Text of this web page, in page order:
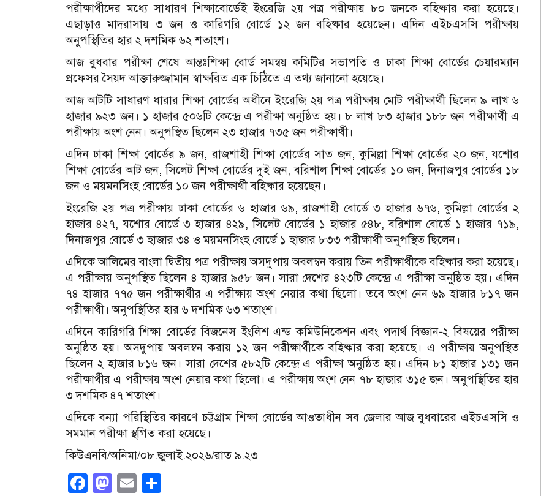
পরীক্ষার্থীদের মধ্যে সাধারণ শিক্ষাবোর্ডেই ইংরেজি ২য় পত্র পরীক্ষায় ৮০ জনকে বহিষ্কার করা হয়েছে।
এছাড়াও মাদরাসায় ৩ জন ও কারিগরি বোর্ডে ১২ জন বহিষ্কার হয়েছেন। এদিন এইচএসসি পরীক্ষায়
অনুপস্থিতির হার ২ দশমিক ৬২ শতাংশ।
আজ বুধবার পরীক্ষা শেষে আন্তঃশিক্ষা বোর্ড সমন্বয় কমিটির সভাপতি ও ঢাকা শিক্ষা বোর্ডের চেয়ারম্যান
প্রফেসর সৈয়দ আক্তারুজ্জামান স্বাক্ষরিত এক চিঠিতে এ তথ্য জানানো হয়েছে।
আজ আটটি সাধারণ ধারার শিক্ষা বোর্ডের অধীনে ইংরেজি ২য় পত্র পরীক্ষায় মোট পরীক্ষার্থী ছিলেন ৯ লাখ ৬
হাজার ৯২৩ জন। ১ হাজার ৫০৬টি কেন্দ্রে এ পরীক্ষা অনুষ্ঠিত হয়। ৮ লাখ ৮৩ হাজার ১৮৮ জন পরীক্ষার্থী এ
পরীক্ষায় অংশ নেন। অনুপস্থিত ছিলেন ২৩ হাজার ৭৩৫ জন পরীক্ষার্থী।
এদিন ঢাকা শিক্ষা বোর্ডের ৯ জন, রাজশাহী শিক্ষা বোর্ডের সাত জন, কুমিল্লা শিক্ষা বোর্ডের ২০ জন, যশোর
শিক্ষা বোর্ডের আট জন, সিলেট শিক্ষা বোর্ডের দুই জন, বরিশাল শিক্ষা বোর্ডের ১০ জন, দিনাজপুর বোর্ডের ১৮
জন ও ময়মনসিংহ বোর্ডের ১০ জন পরীক্ষার্থী বহিষ্কার হয়েছেন।
ইংরেজি ২য় পত্র পরীক্ষায় ঢাকা বোর্ডের ৬ হাজার ৬৯, রাজশাহী বোর্ডে ৩ হাজার ৬৭৬, কুমিল্লা বোর্ডের ২
হাজার ৪২৭, যশোর বোর্ডে ৩ হাজার ৪২৯, সিলেট বোর্ডের ১ হাজার ৫৪৮, বরিশাল বোর্ডে ১ হাজার ৭১৯,
দিনাজপুর বোর্ডে ৩ হাজার ৩৪ ও ময়মনসিংহ বোর্ডে ১ হাজার ৮৩৩ পরীক্ষার্থী অনুপস্থিত ছিলেন।
এদিকে আলিমের বাংলা দ্বিতীয় পত্র পরীক্ষায় অসদুপায় অবলম্বন করায় তিন পরীক্ষার্থীকে বহিষ্কার করা হয়েছে।
এ পরীক্ষায় অনুপস্থিত ছিলেন ৪ হাজার ৯৫৮ জন। সারা দেশের ৪২৩টি কেন্দ্রে এ পরীক্ষা অনুষ্ঠিত হয়। এদিন
৭৪ হাজার ৭৭৫ জন পরীক্ষার্থীর এ পরীক্ষায় অংশ নেয়ার কথা ছিলো। তবে অংশ নেন ৬৯ হাজার ৮১৭ জন
পরীক্ষাথী। অনুপস্থিতির হার ৬ দশমিক ৬৩ শতাংশ।
এদিনে কারিগরি শিক্ষা বোর্ডের বিজনেস ইংলিশ এন্ড কমিউনিকেশন এবং পদার্থ বিজ্ঞান-২ বিষয়ের পরীক্ষা
অনুষ্ঠিত হয়। অসদুপায় অবলম্বন করায় ১২ জন পরীক্ষার্থীকে বহিষ্কার করা হয়েছে। এ পরীক্ষায় অনুপস্থিত
ছিলেন ২ হাজার ৮১৬ জন। সারা দেশের ৫৮২টি কেন্দ্রে এ পরীক্ষা অনুষ্ঠিত হয়। এদিন ৮১ হাজার ১৩১ জন
পরীক্ষার্থীর এ পরীক্ষায় অংশ নেয়ার কথা ছিলো। এ পরীক্ষায় অংশ নেন ৭৮ হাজার ৩১৫ জন। অনুপস্থিতির হার
৩ দশমিক ৪৭ শতাংশ।
এদিকে বন্যা পরিস্থিতির কারণে চট্টগ্রাম শিক্ষা বোর্ডের আওতাধীন সব জেলার আজ বুধবারের এইচএসসি ও
সমমান পরীক্ষা স্থগিত করা হয়েছে।
কিউএনবি/অনিমা/০৮.জুলাই.২০২৬/রাত ৯.২৩
Facebook
Mastodon
Email